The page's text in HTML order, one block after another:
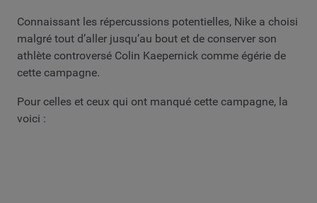
Connaissant les répercussions potentielles, Nike a choisi
malgré tout d’aller jusqu’au bout et de conserver son
athlète controversé Colin Kaepernick comme égérie de
cette campagne.
Pour celles et ceux qui ont manqué cette campagne, la
voici :